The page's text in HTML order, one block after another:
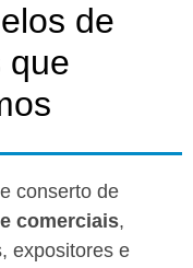
de
que
conserto de
comerciais,
expositores e